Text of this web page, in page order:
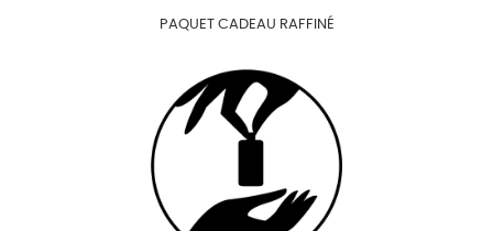
PAQUET CADEAU RAFFINÉ